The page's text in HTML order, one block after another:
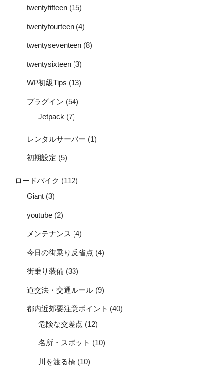
twentyfifteen (15)
twentyfourteen (4)
twentyseventeen (8)
twentysixteen (3)
WP初級Tips (13)
プラグイン (54)
Jetpack (7)
レンタルサーバー (1)
初期設定 (5)
ロードバイク (112)
Giant (3)
youtube (2)
メンテナンス (4)
今日の街乗り反省点 (4)
街乗り装備 (33)
道交法・交通ルール (9)
都内近郊要注意ポイント (40)
危険な交差点 (12)
名所・スポット (10)
川を渡る橋 (10)